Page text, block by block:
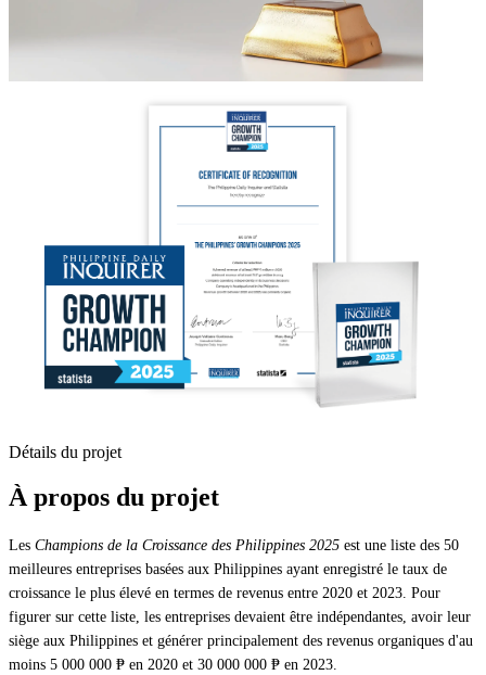
Détails du projet
À propos du projet
Les Champions de la Croissance des Philippines 2025 est une liste des 50
meilleures entreprises basées aux Philippines ayant enregistré le taux de
croissance le plus élevé en termes de revenus entre 2020 et 2023. Pour
figurer sur cette liste, les entreprises devaient être indépendantes, avoir leur
siège aux Philippines et générer principalement des revenus organiques d'au
moins 5 000 000 ₱ en 2020 et 30 000 000 ₱ en 2023.